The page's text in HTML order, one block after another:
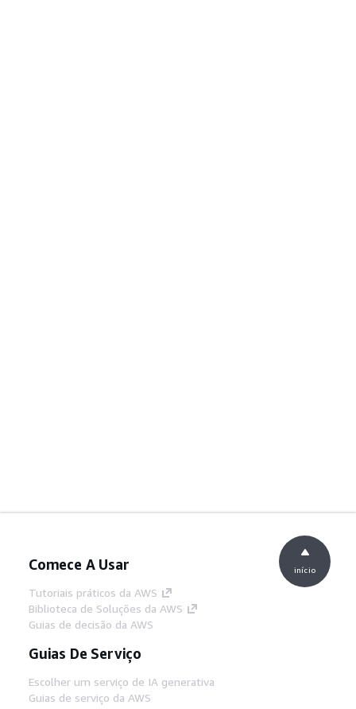
Comece A Usar
Tutoriais práticos da AWS
Biblioteca de Soluções da AWS
Guias de decisão da AWS
Guias De Serviço
Escolher um serviço de IA generativa
Guias de serviço da AWS
início